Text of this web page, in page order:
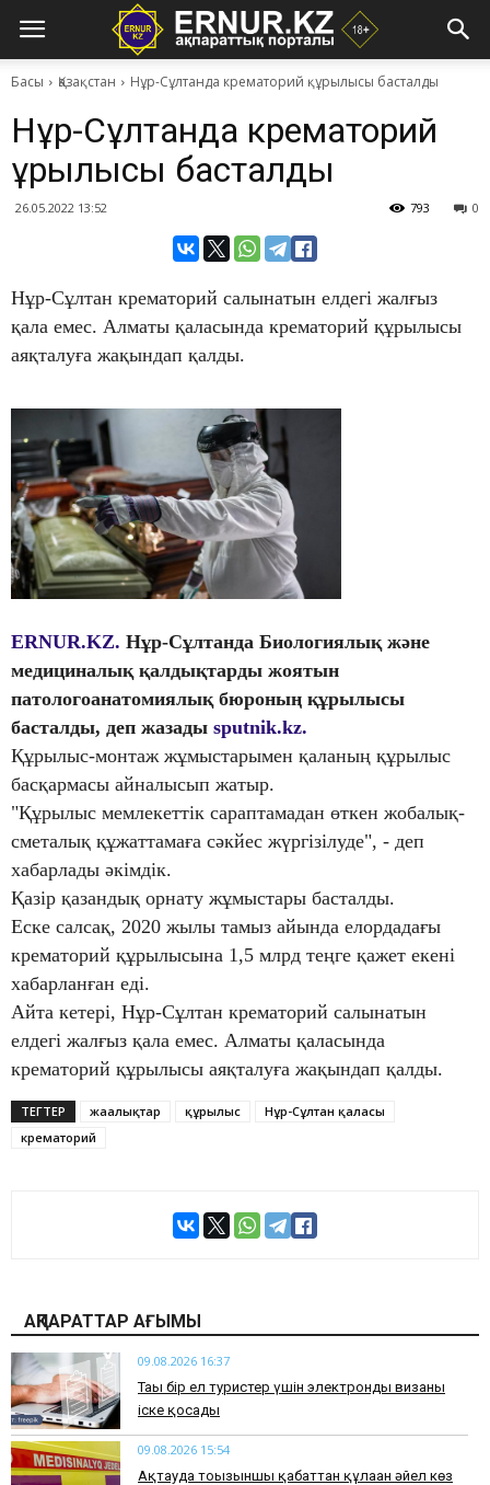
Басы Қазақстан Нұр-Сұлтанда крематорий құрылысы басталды
Нұр-Сұлтанда крематорий
құрылысы басталды
26.05.2022 13:52 0
793
Нұр-Сұлтан крематорий салынатын елдегі жалғыз
қала емес. Алматы қаласында крематорий құрылысы
аяқталуға жақындап қалды.
ERNUR.KZ. Нұр-Сұлтанда Биологиялық және
медициналық қалдықтарды жоятын
патологоанатомиялық бюроның құрылысы
басталды, деп жазады sputnik.kz.
Құрылыс-монтаж жұмыстарымен қаланың құрылыс
басқармасы айналысып жатыр.
"Құрылыс мемлекеттік сараптамадан өткен жобалық-
сметалық құжаттамаға сәкйес жүргізілуде", - деп
хабарлады әкімдік.
Қазір қазандық орнату жұмыстары басталды.
Еске салсақ, 2020 жылы тамыз айында елордадағы
крематорий құрылысына 1,5 млрд теңге қажет екені
хабарланған еді.
Айта кетері, Нұр-Сұлтан крематорий салынатын
елдегі жалғыз қала емес. Алматы қаласында
крематорий құрылысы аяқталуға жақындап қалды.
ТЕГТЕР жаңалықтар құрылыс
Нұр-Сұлтан қаласы
крематорий
АҚПАРАТТАР АҒЫМЫ
09.08.2026 16:37
Тағы бір ел туристер үшін электронды визаны
іске қосады
09.08.2026 15:54
Ақтауда тоғызыншы қабаттан құлаған әйел көз